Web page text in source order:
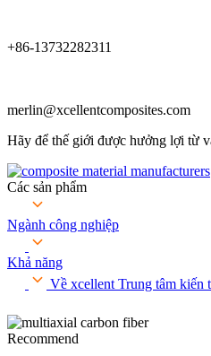
+86-13732282311
merlin@xcellentcomposites.com
Hãy để thế giới được hưởng lợi từ
Các sản phẩm
Ngành công nghiệp
Khả năng
Về xcellent Trung tâm kiến
Recommend